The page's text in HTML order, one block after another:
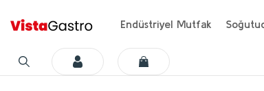
Endüstriyel Mutfak